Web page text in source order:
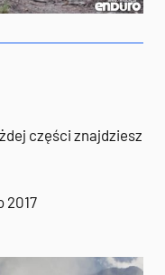
części znajdziesz
2017